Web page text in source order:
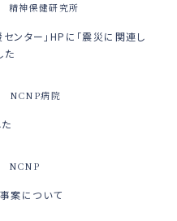
精神保健研究所
ンター」HPに「震災に関連し
た
NCNP病院
NCNP
案について